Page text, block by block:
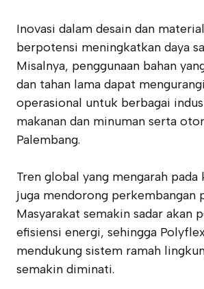
Inovasi dalam desain dan
berpotensi meningkatkan daya
Misalnya, penggunaan bahan
dan tahan lama dapat
operasional untuk berbagai
makanan dan minuman serta
Palembang.
Tren global yang mengarah
juga mendorong perkembangan
Masyarakat semakin sadar akan
efisiensi energi, sehingga
mendukung sistem ramah
semakin diminati.